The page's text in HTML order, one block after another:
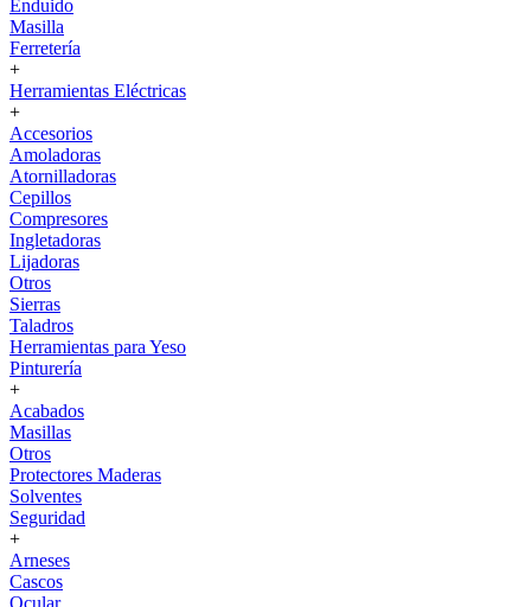
Enduido
Masilla
Ferretería
+
Herramientas Eléctricas
+
Accesorios
Amoladoras
Atornilladoras
Cepillos
Compresores
Ingletadoras
Lijadoras
Otros
Sierras
Taladros
Herramientas para Yeso
Pinturería
+
Acabados
Masillas
Otros
Protectores Maderas
Solventes
Seguridad
+
Arneses
Cascos
Ocular